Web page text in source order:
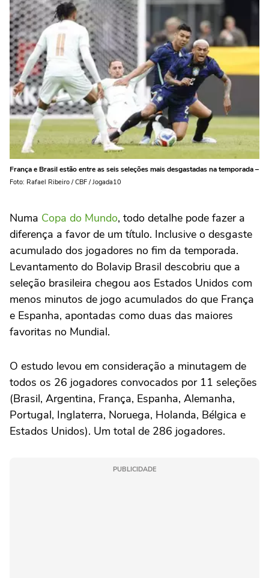
França e Brasil estão entre as seis seleções mais desgastadas na temporada –
Foto: Rafael Ribeiro / CBF / Jogada10
Numa Copa do Mundo, todo detalhe pode fazer a
diferença a favor de um título. Inclusive o desgaste
acumulado dos jogadores no fim da temporada.
Levantamento do Bolavip Brasil descobriu que a
seleção brasileira chegou aos Estados Unidos com
menos minutos de jogo acumulados do que França
e Espanha, apontadas como duas das maiores
favoritas no Mundial.
O estudo levou em consideração a minutagem de
todos os 26 jogadores convocados por 11 seleções
(Brasil, Argentina, França, Espanha, Alemanha,
Portugal, Inglaterra, Noruega, Holanda, Bélgica e
Estados Unidos). Um total de 286 jogadores.
PUBLICIDADE